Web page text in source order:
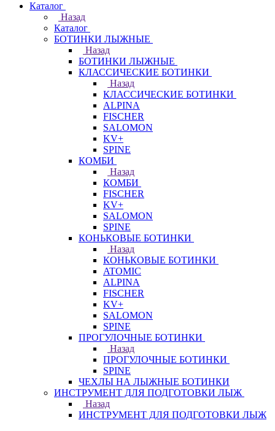
Каталог
Назад
Каталог
БОТИНКИ ЛЫЖНЫЕ
Назад
БОТИНКИ ЛЫЖНЫЕ
КЛАССИЧЕСКИЕ БОТИНКИ
Назад
КЛАССИЧЕСКИЕ БОТИНКИ
ALPINA
FISCHER
SALOMON
KV+
SPINE
КОМБИ
Назад
КОМБИ
FISCHER
KV+
SALOMON
SPINE
КОНЬКОВЫЕ БОТИНКИ
Назад
КОНЬКОВЫЕ БОТИНКИ
ATOMIC
ALPINA
FISCHER
KV+
SALOMON
SPINE
ПРОГУЛОЧНЫЕ БОТИНКИ
Назад
ПРОГУЛОЧНЫЕ БОТИНКИ
SPINE
ЧЕХЛЫ НА ЛЫЖНЫЕ БОТИНКИ
ИНСТРУМЕНТ ДЛЯ ПОДГОТОВКИ ЛЫЖ
Назад
ИНСТРУМЕНТ ДЛЯ ПОДГОТОВКИ ЛЫЖ